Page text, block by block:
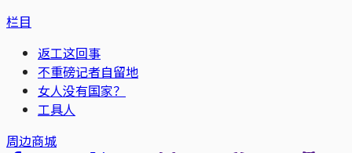
栏目
返工这回事
不重磅记者自留地
女人没有国家？
工具人
周边商城